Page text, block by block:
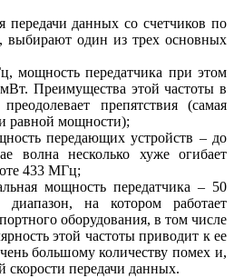
данных со счетчиков по
выбирают один из трех основных
мощность передатчика при этом
Преимущества этой частоты в
препятствия (самая
равной мощности);
передающих устройств – до
волна несколько хуже огибает
433 МГц;
мощность передатчика – 50
на котором работает
оборудования, в том числе
этой частоты приводит к ее
большому количеству помех и,
скорости передачи данных.